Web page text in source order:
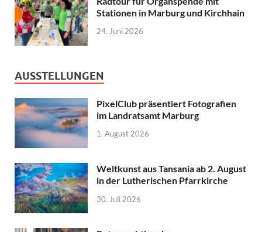
Stationen in Marburg und Kirchhain
24. Juni 2026
AUSSTELLUNGEN
PixelClub präsentiert Fotografien
im Landratsamt Marburg
1. August 2026
Weltkunst aus Tansania ab 2. August
in der Lutherischen Pfarrkirche
30. Juli 2026